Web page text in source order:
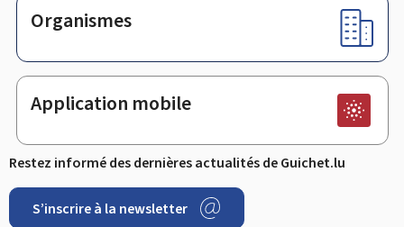
Organismes
Application mobile
Restez informé des dernières actualités de Guichet.lu
S’inscrire à la newsletter